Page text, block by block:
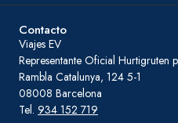
Contacto
Viajes EV
Representante Oficial Hurtigruten
Rambla Catalunya, 124 5-1
08008 Barcelona
Tel. 934 152 719